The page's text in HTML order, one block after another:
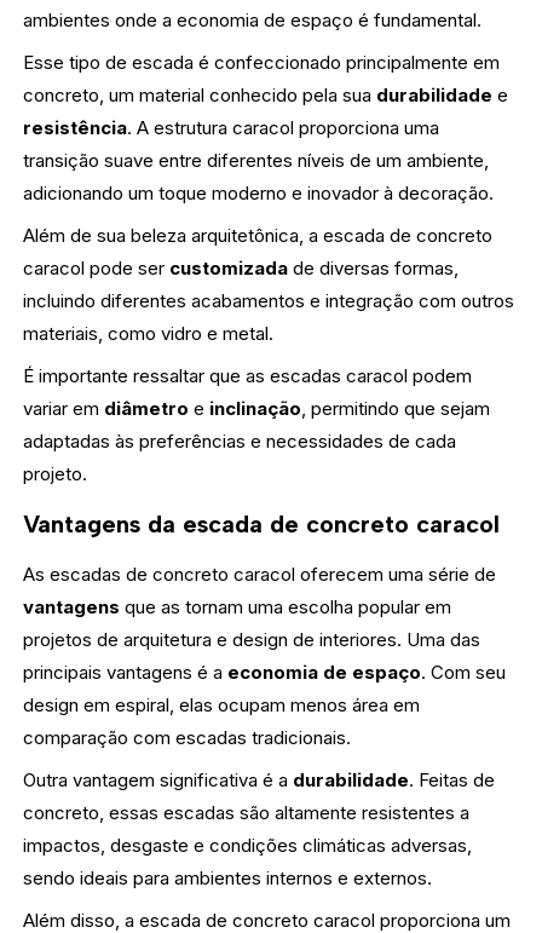
ambientes onde a economia de espaço é fundamental.
Esse tipo de escada é confeccionado principalmente em
concreto, um material conhecido pela sua durabilidade e
resistência. A estrutura caracol proporciona uma
transição suave entre diferentes níveis de um ambiente,
adicionando um toque moderno e inovador à decoração.
Além de sua beleza arquitetônica, a escada de concreto
caracol pode ser customizada de diversas formas,
incluindo diferentes acabamentos e integração com outros
materiais, como vidro e metal.
É importante ressaltar que as escadas caracol podem
variar em diâmetro e inclinação, permitindo que sejam
adaptadas às preferências e necessidades de cada
projeto.
Vantagens da escada de concreto caracol
As escadas de concreto caracol oferecem uma série de
vantagens que as tornam uma escolha popular em
projetos de arquitetura e design de interiores. Uma das
principais vantagens é a economia de espaço. Com seu
design em espiral, elas ocupam menos área em
comparação com escadas tradicionais.
Outra vantagem significativa é a durabilidade. Feitas de
concreto, essas escadas são altamente resistentes a
impactos, desgaste e condições climáticas adversas,
sendo ideais para ambientes internos e externos.
Além disso, a escada de concreto caracol proporciona um